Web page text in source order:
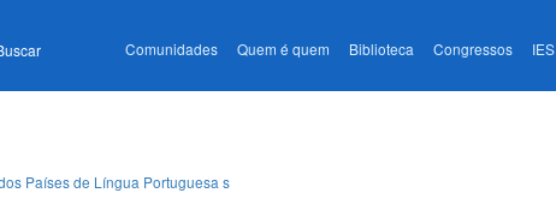
Comunidades Quem é quem Biblioteca Congressos IES
Países de Língua Portuguesa s